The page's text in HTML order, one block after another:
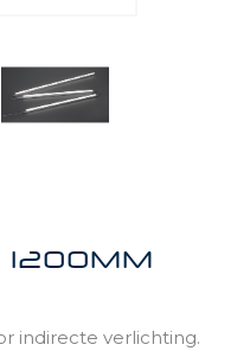
indirecte verlichting.